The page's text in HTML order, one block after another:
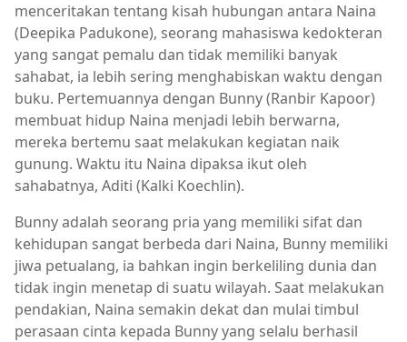
menceritakan tentang kisah hubungan antara Naina
(Deepika Padukone), seorang mahasiswa kedokteran
yang sangat pemalu dan tidak memiliki banyak
sahabat, ia lebih sering menghabiskan waktu dengan
buku. Pertemuannya dengan Bunny (Ranbir Kapoor)
membuat hidup Naina menjadi lebih berwarna,
mereka bertemu saat melakukan kegiatan naik
gunung. Waktu itu Naina dipaksa ikut oleh
sahabatnya, Aditi (Kalki Koechlin).
Bunny adalah seorang pria yang memiliki sifat dan
kehidupan sangat berbeda dari Naina, Bunny memiliki
jiwa petualang, ia bahkan ingin berkeliling dunia dan
tidak ingin menetap di suatu wilayah. Saat melakukan
pendakian, Naina semakin dekat dan mulai timbul
perasaan cinta kepada Bunny yang selalu berhasil